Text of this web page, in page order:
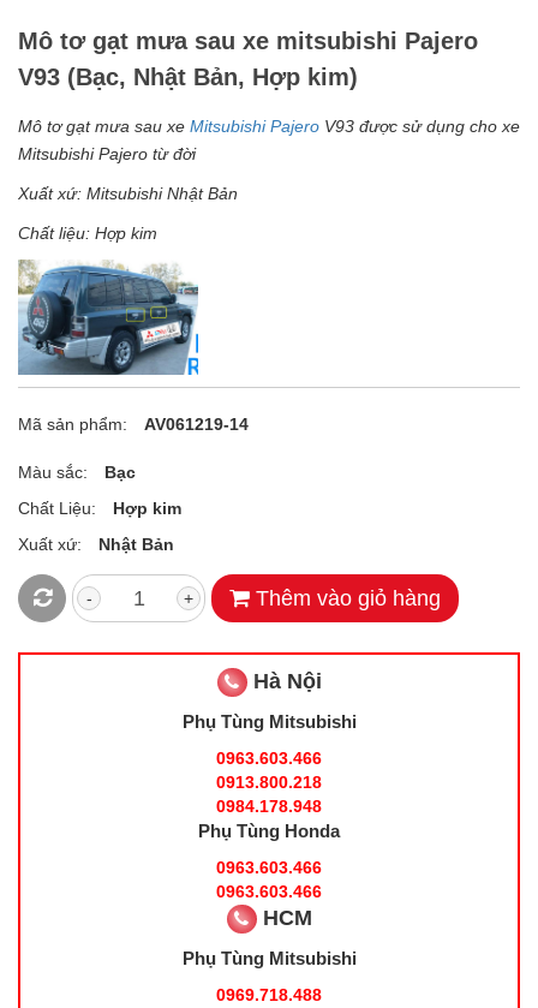
Mô tơ gạt mưa sau xe mitsubishi Pajero
V93 (Bạc, Nhật Bản, Hợp kim)
Mô tơ gạt mưa sau xe Mitsubishi Pajero V93 được sử dụng cho xe
Mitsubishi Pajero từ đời
Xuất xứ: Mitsubishi Nhật Bản
Chất liệu: Hợp kim
Mã sản phẩm: AV061219-14
Màu sắc:
Bạc
Chất Liệu:
Hợp kim
Xuất xứ:
Nhật Bản
- + Thêm vào giỏ hàng
Hà Nội
Phụ Tùng Mitsubishi
0963.603.466
0913.800.218
0984.178.948
Phụ Tùng Honda
0963.603.466
0963.603.466
HCM
Phụ Tùng Mitsubishi
0969.718.488